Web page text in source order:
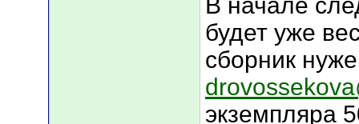
В начале
будет уже
сборник
экземпляра